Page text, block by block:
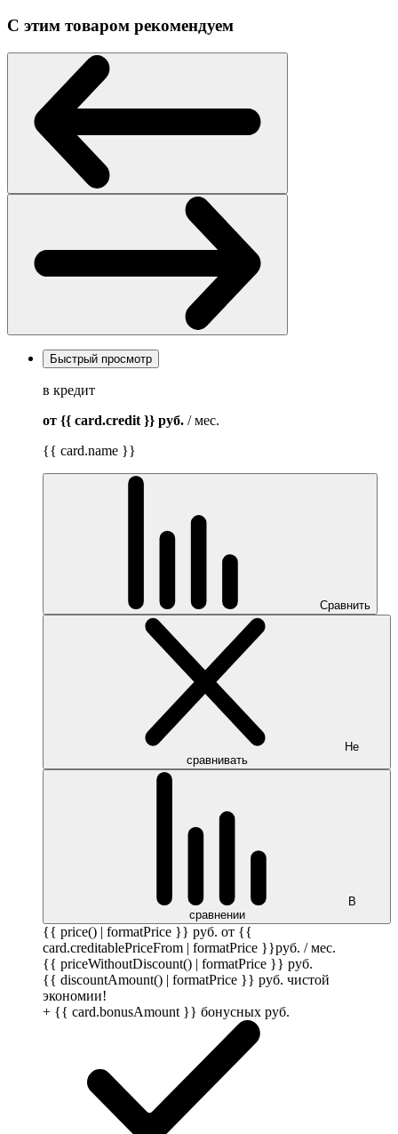
С этим товаром рекомендуем
Быстрый просмотр
в кредит
от {{ card.credit }} руб. / мес.
{{ card.name }}
Сравнить
Не
сравнивать
В
сравнении
{{ price() | formatPrice }} руб. от {{
card.creditablePriceFrom | formatPrice }}руб. / мес.
{{ priceWithoutDiscount() | formatPrice }} руб.
{{ discountAmount() | formatPrice }} руб. чистой
экономии!
+ {{ card.bonusAmount }} бонусных руб.